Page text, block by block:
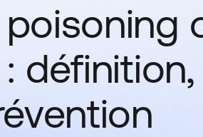
poisoning
: